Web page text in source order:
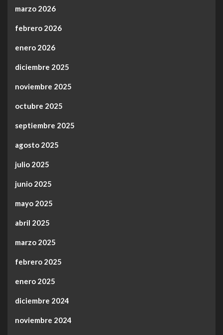
marzo 2026
febrero 2026
enero 2026
diciembre 2025
noviembre 2025
octubre 2025
septiembre 2025
agosto 2025
julio 2025
junio 2025
mayo 2025
abril 2025
marzo 2025
febrero 2025
enero 2025
diciembre 2024
noviembre 2024